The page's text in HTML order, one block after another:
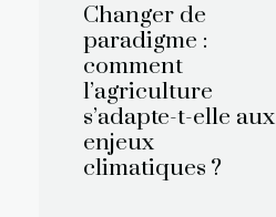
Changer de
paradigme :
comment
l’agriculture
s’adapte-t-elle aux
enjeux
climatiques ?